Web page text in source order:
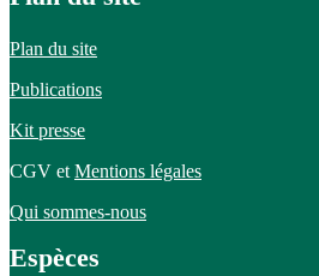
Plan du site
Publications
Kit presse
CGV et Mentions légales
Qui sommes-nous
Espèces